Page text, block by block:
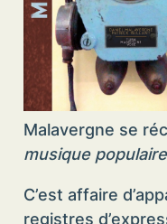
Malavergne se
musique populaire
C’est affaire
registres